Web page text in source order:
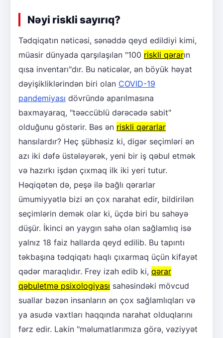
Nəyi riskli sayırıq?
Tədqiqatın nəticəsi, sənəddə qeyd edildiyi kimi,
müasir dünyada qarşılaşılan "100 riskli qərarın
qısa inventarı"dır. Bu nəticələr, ən böyük həyat
dəyişikliklərindən biri olan COVID-19
pandemiyası dövründə aparılmasına
baxmayaraq, "təəccüblü dərəcədə sabit"
olduğunu göstərir. Bəs ən riskli qərarlar
hansılardır? Heç şübhəsiz ki, digər seçimləri ən
azı iki dəfə üstələyərək, yeni bir iş qəbul etmək
və hazırkı işdən çıxmaq ilk iki yeri tutur.
Həqiqətən də, peşə ilə bağlı qərarlar
ümumiyyətlə bizi ən çox narahat edir, bildirilən
seçimlərin demək olar ki, üçdə biri bu sahəyə
düşür. İkinci ən yaygın sahə olan sağlamlıq isə
yalnız 18 faiz hallarda qeyd edilib. Bu tapıntı
təkbaşına tədqiqatı haqlı çıxarmaq üçün kifayət
qədər maraqlıdır. Frey izah edib ki, qərar
qəbuletmə psixologiyası sahəsindəki mövcud
suallar bəzən insanların ən çox sağlamlıqları və
ya asudə vaxtları haqqında narahat olduqlarını
fərz edir. Lakin "məlumatlarımıza görə, vəziyyət